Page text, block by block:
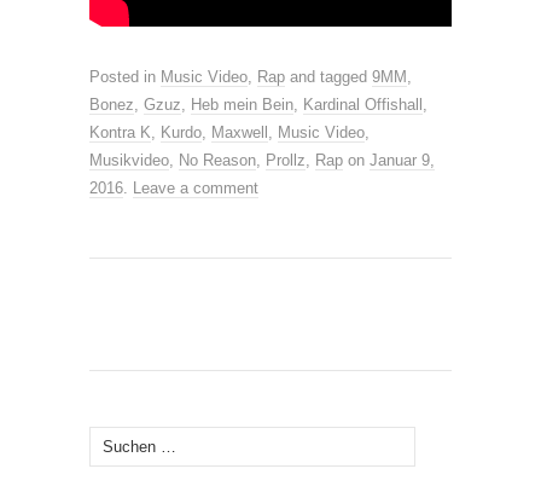
Posted in Music Video Rap and tagged 9MM
Bonez Gzuz Heb mein Bein Kardinal Offishall
Kontra K
Kurdo Maxwell Music Video
Musikvideo
No Reason Prollz Rap on Januar 9,
2016
Leave a comment
Suche
nach: